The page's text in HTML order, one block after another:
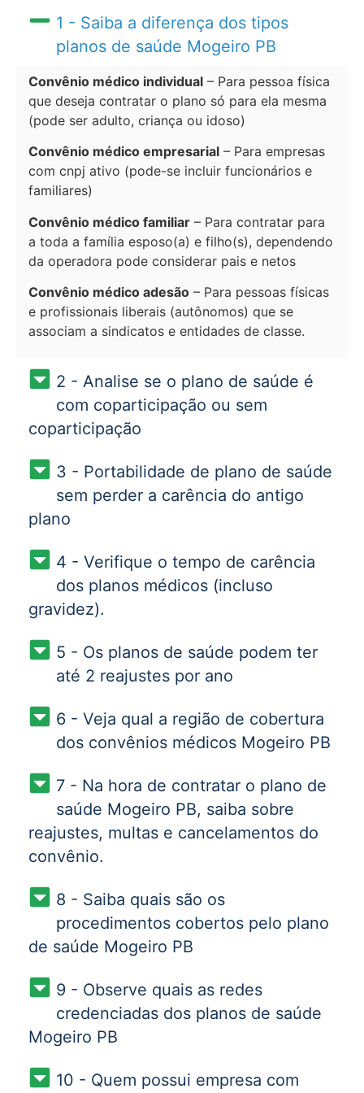
1 - Saiba a diferença dos tipos
planos de saúde Mogeiro PB
Convênio médico individual – Para pessoa física
que deseja contratar o plano só para ela mesma
(pode ser adulto, criança ou idoso)
Convênio médico empresarial – Para empresas
com cnpj ativo (pode-se incluir funcionários e
familiares)
Convênio médico familiar – Para contratar para
a toda a família esposo(a) e filho(s), dependendo
da operadora pode considerar pais e netos
Convênio médico adesão – Para pessoas físicas
e profissionais liberais (autônomos) que se
associam a sindicatos e entidades de classe.
2 - Analise se o plano de saúde é
com coparticipação ou sem
coparticipação
3 - Portabilidade de plano de saúde
sem perder a carência do antigo
plano
4 - Verifique o tempo de carência
dos planos médicos (incluso
gravidez).
5 - Os planos de saúde podem ter
até 2 reajustes por ano
6 - Veja qual a região de cobertura
dos convênios médicos Mogeiro PB
7 - Na hora de contratar o plano de
saúde Mogeiro PB, saiba sobre
reajustes, multas e cancelamentos do
convênio.
8 - Saiba quais são os
procedimentos cobertos pelo plano
de saúde Mogeiro PB
9 - Observe quais as redes
credenciadas dos planos de saúde
Mogeiro PB
10 - Quem possui empresa com